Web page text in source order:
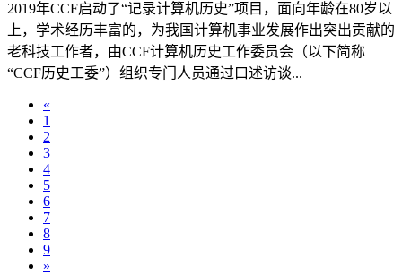
2019年CCF启动了“记录计算机历史”项目，面向年龄在80岁以
上，学术经历丰富的，为我国计算机事业发展作出突出贡献的
老科技工作者，由CCF计算机历史工作委员会（以下简称
“CCF历史工委”）组织专门人员通过口述访谈...
«
1
2
3
4
5
6
7
8
9
»